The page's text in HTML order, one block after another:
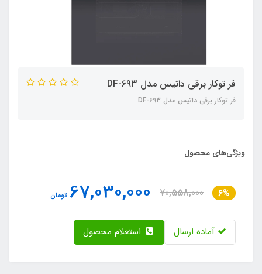
فر توکار برقی داتیس مدل DF-693
فر توکار برقی داتیس مدل DF-693
ویژگی‌های محصول
6%
70,558,000
67,030,000 تومان
آماده ارسال